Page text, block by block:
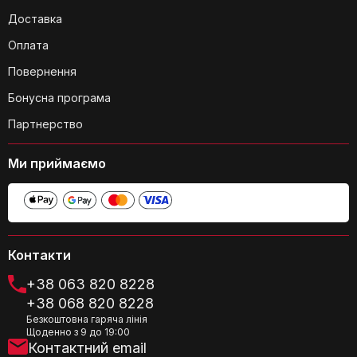
Категорія:
Чи підходить цей холодильник для
зберігання ліків, які потребують
певного температурного режиму?
Контакти
+38 063 820 8228
+38 068 820 8228
Безкоштовна гаряча лінія
Щоденно з 9 до 19:00
Контактний email
Доставка
Оплата
Повернення
Бонусна програма
Партнерство
Ми приймаємо